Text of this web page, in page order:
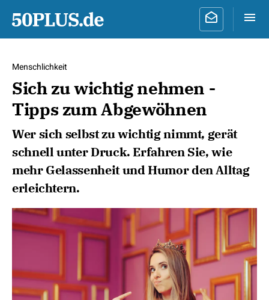
Menschlichkeit
Sich zu wichtig nehmen -
Tipps zum Abgewöhnen
Wer sich selbst zu wichtig nimmt, gerät
schnell unter Druck. Erfahren Sie, wie
mehr Gelassenheit und Humor den Alltag
erleichtern.